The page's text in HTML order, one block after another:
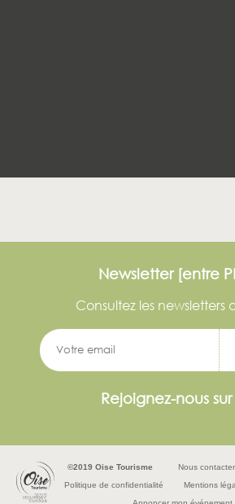
Newsletter [entre
Consultez les newsletters
Rejoignez-nous sur
©2019 Oise Tourisme Nous contacter
Politique de confidentialité
Mentions